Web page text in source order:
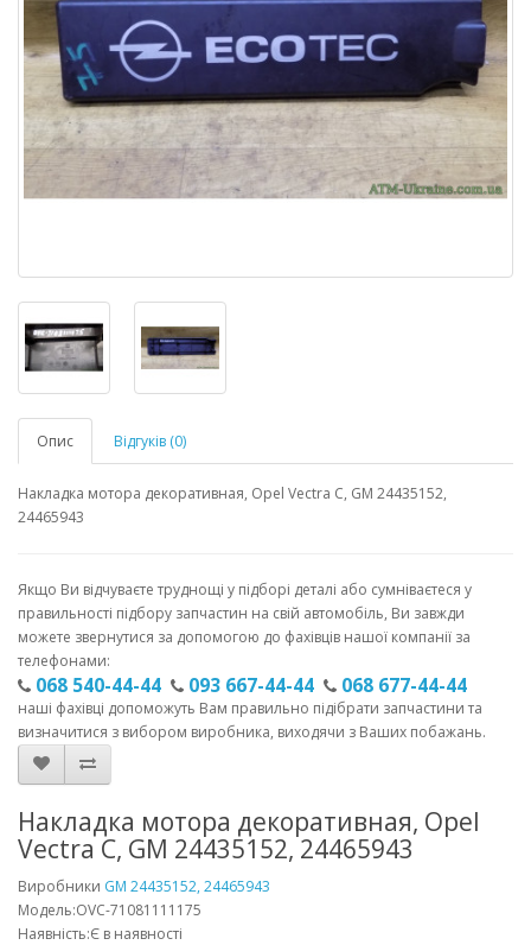
Опис Відгуків (0)
Накладка мотора декоративная, Opel Vectra C, GM 24435152,
24465943
Якщо Ви відчуваєте труднощі у підборі деталі або сумніваєтеся у
правильності підбору запчастин на свій автомобіль, Ви завжди
можете звернутися за допомогою до фахівців нашої компанії за
телефонами:
068 540-44-44 093 667-44-44 068 677-44-44
наші фахівці допоможуть Вам правильно підібрати запчастини та
визначитися з вибором виробника, виходячи з Ваших побажань.
Накладка мотора декоративная, Opel
Vectra C, GM 24435152, 24465943
Виробники GM 24435152, 24465943
Модель:OVC-71081111175
Наявність:Є в наявності